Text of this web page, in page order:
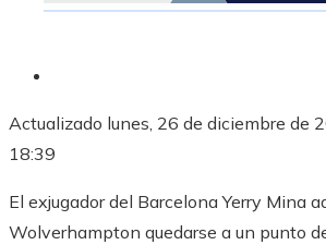
Actualizado lunes, 26 de diciembre de
18:39
El exjugador del Barcelona Yerry Mina
Wolverhampton quedarse a un punto